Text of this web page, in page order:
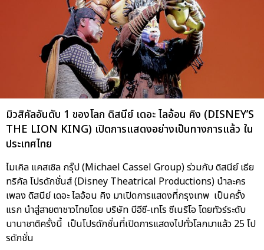
มิวสิคัลอันดับ 1 ของโลก ดิสนีย์ เดอะ ไลอ้อน คิง (DISNEY’S
THE LION KING) เปิดการแสดงอย่างเป็นทางการแล้ว ใน
ประเทศไทย
ไมเคิล แคสเซิล กรุ๊ป (Michael Cassel Group) ร่วมกับ ดิสนีย์ เธีย
ทริคัล โปรดักชั่นส์ (Disney Theatrical Productions) นำละคร
เพลง ดิสนีย์ เดอะ ไลอ้อน คิง มาเปิดการแสดงที่กรุงเทพ เป็นครั้ง
แรก นำสู่สายตาชาวไทยโดย บริษัท บีอีซี-เทโร ซีเนริโอ โดยทัวร์ระดับ
นานาชาติครั้งนี้ เป็นโปรดักชั่นที่เปิดการแสดงไปทั่วโลกมาแล้ว 25 โป
รดักชั่น